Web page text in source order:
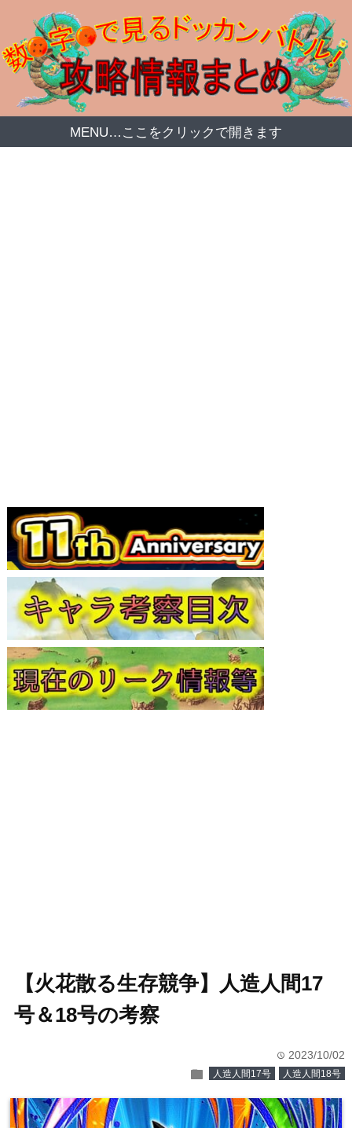
MENU…ここをクリックで開きます
【火花散る生存競争】人造人間17
号＆18号の考察
time 2023/10/02
folder 人造人間17号 人造人間18号